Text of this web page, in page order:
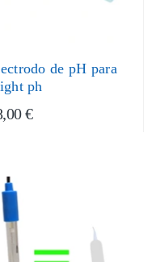
de pH para
ph
€